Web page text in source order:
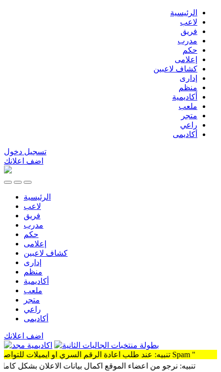
الرئيسية
لاعب
فريق
مدرب
حكم
إعلامى
كشاف لاعبين
إدارى
منظم
أكاديمية
ملعب
متجر
راعي
أكاديمى
تسجيل دخول
اضف اعلانك
الرئيسية
لاعب
فريق
مدرب
حكم
إعلامى
كشاف لاعبين
إدارى
منظم
أكاديمية
ملعب
متجر
راعي
أكاديمى
اضف اعلانك
تنبيه: عند طلب اعادة الرقم السري او ايميلات للتواصل سوف توجد الرساله Spam "
تنبيه: نرجو من اعضاء الموقع اكمال بيانات الاعلان بشكل كامل